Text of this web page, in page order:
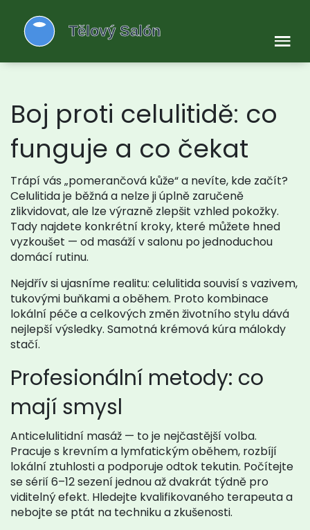
Boj proti celulitidě: co
funguje a co čekat
Trápí vás „pomerančová kůže“ a nevíte, kde začít?
Celulitida je běžná a nelze ji úplně zaručeně
zlikvidovat, ale lze výrazně zlepšit vzhled pokožky.
Tady najdete konkrétní kroky, které můžete hned
vyzkoušet — od masáží v salonu po jednoduchou
domácí rutinu.
Nejdřív si ujasníme realitu: celulitida souvisí s vazivem,
tukovými buňkami a oběhem. Proto kombinace
lokální péče a celkových změn životního stylu dává
nejlepší výsledky. Samotná krémová kúra málokdy
stačí.
Profesionální metody: co
mají smysl
Anticelulitidní masáž — to je nejčastější volba.
Pracuje s krevním a lymfatickým oběhem, rozbíjí
lokální ztuhlosti a podporuje odtok tekutin. Počítejte
se sérií 6–12 sezení jednou až dvakrát týdně pro
viditelný efekt. Hledejte kvalifikovaného terapeuta a
nebojte se ptát na techniku a zkušenosti.